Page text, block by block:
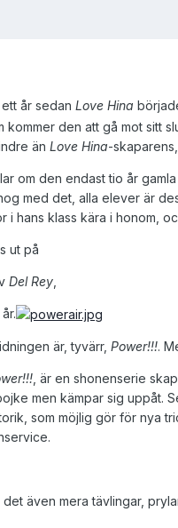
år sedan Love Hina
den att gå mot sitt
än Love Hina-skaparens,
om den endast tio år
med det, alla elever är
i hans klass kära i honom,
ut på
Del Rey
är, tyvärr, Power!!!.
, är en shonenserie
men kämpar sig uppåt.
som möjlig gör för nya
även mera tävlingar,